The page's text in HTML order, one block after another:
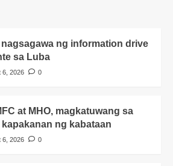
nagsagawa ng information drive
sa Luba
6, 2026
0
at MHO, magkatuwang sa
ng kabataan
6, 2026
0